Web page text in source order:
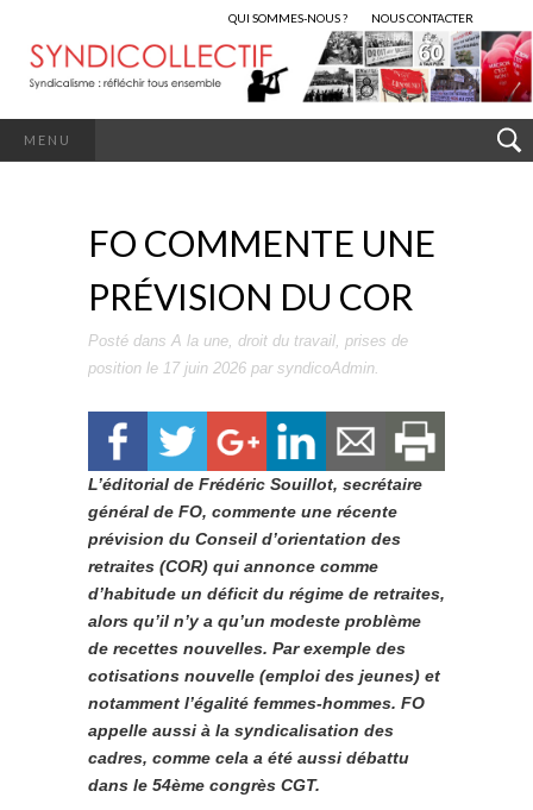
QUI SOMMES-NOUS ? NOUS CONTACTER
MENU
FO COMMENTE UNE
PRÉVISION DU COR
Posté dans A la une, droit du travail, prises de
position le 17 juin 2026 par syndicoAdmin.
L’éditorial de Frédéric Souillot, secrétaire
général de FO, commente une récente
prévision du Conseil d’orientation des
retraites (COR) qui annonce comme
d’habitude un déficit du régime de retraites,
alors qu’il n’y a qu’un modeste problème
de recettes nouvelles. Par exemple des
cotisations nouvelle (emploi des jeunes) et
notamment l’égalité femmes-hommes. FO
appelle aussi à la syndicalisation des
cadres, comme cela a été aussi débattu
dans le 54ème congrès CGT.